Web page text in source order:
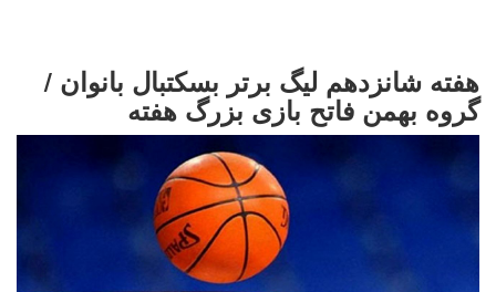
هفته شانزدهم لیگ برتر بسکتبال بانوان /
گروه بهمن فاتح بازی بزرگ هفته